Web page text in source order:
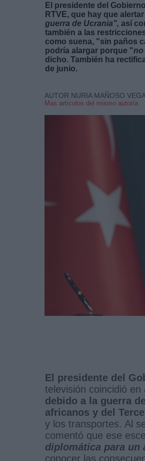
El presidente del
RTVE, que hay que
guerra de Ucrania", así
también a las
como suena, "sin paños
podría alargar porque "no
dicho. También ha
de junio.
AUTOR NURIA MAÑOSO
Mas artículos del mismo autor/a
El presidente del
televisión coincidió en
debido a la guerra
africanos y del
y los transportes. Al
comentó que ese
diplomática para un
conocer las